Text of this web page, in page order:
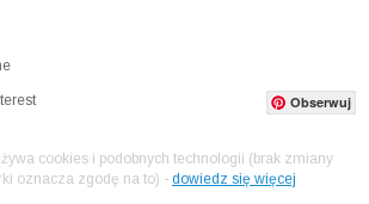
Obserwuj
cookies i podobnych technologii (brak zmiany
oznacza zgodę na to) - dowiedz się więcej